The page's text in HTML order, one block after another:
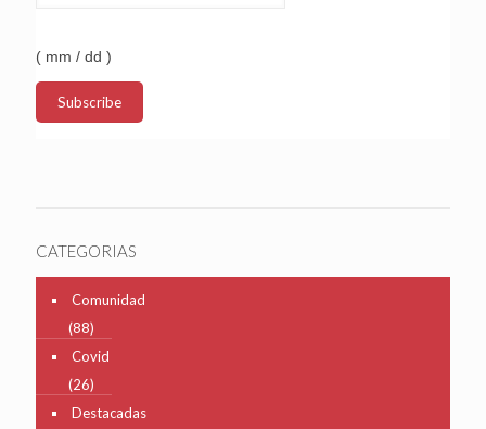
( mm / dd )
CATEGORIAS
Comunidad
(88)
Covid
(26)
Destacadas